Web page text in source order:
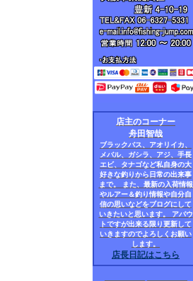
店主のコーナー
舟田智哉
ブラックバス、アオリイカ、
メバル、ガシラ、アジ、手長
エビ、タナゴなど私自身の大
好きな釣りから日常の出来事
まで。 また、最新の入荷情報
やルアー＆釣り情報や自分自
信の思いなどをブログにして
いきたいと思います。 アバウ
トですが出来る限り更新して
いきますのでよろしくお願い
します。
店長日記はこちら